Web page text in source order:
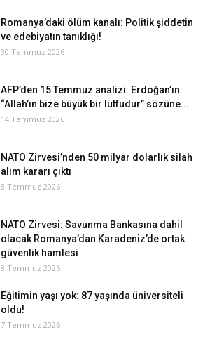
Romanya’daki ölüm kanalı: Politik şiddetin
ve edebiyatın tanıklığı!
30 Temmuz 2026
AFP’den 15 Temmuz analizi: Erdoğan’ın
“Allah’ın bize büyük bir lütfudur” sözüne...
14 Temmuz 2026
NATO Zirvesi’nden 50 milyar dolarlık silah
alım kararı çıktı
8 Temmuz 2026
NATO Zirvesi: Savunma Bankasına dahil
olacak Romanya’dan Karadeniz’de ortak
güvenlik hamlesi
8 Temmuz 2026
Eğitimin yaşı yok: 87 yaşında üniversiteli
oldu!
7 Temmuz 2026